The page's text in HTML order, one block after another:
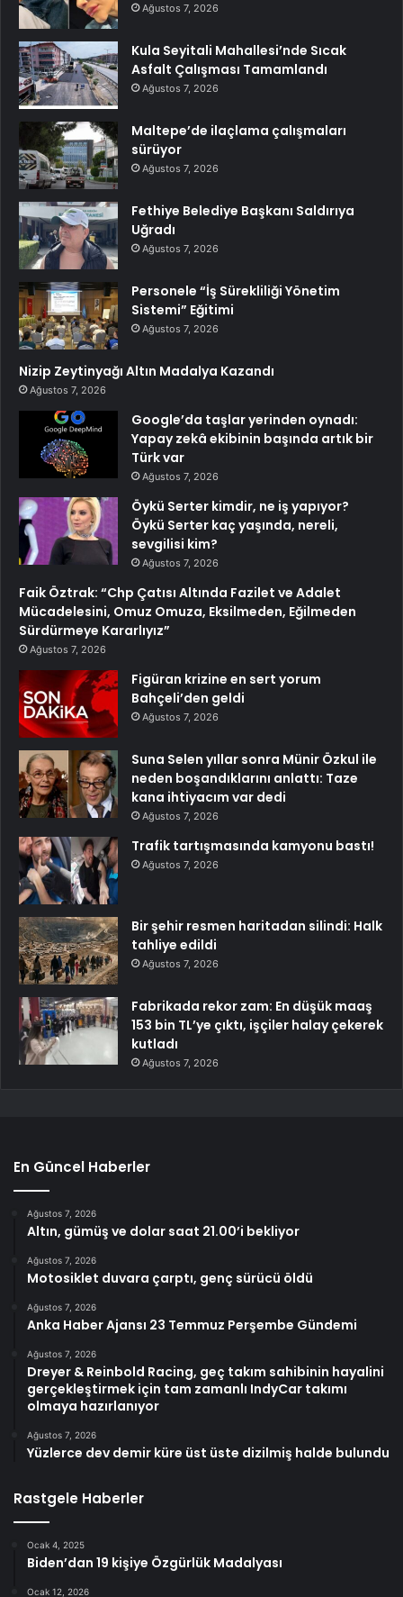
Ağustos 7, 2026
Kula Seyitali Mahallesi’nde Sıcak
Asfalt Çalışması Tamamlandı
Ağustos 7, 2026
Maltepe’de ilaçlama çalışmaları
sürüyor
Ağustos 7, 2026
Fethiye Belediye Başkanı Saldırıya
Uğradı
Ağustos 7, 2026
Personele “İş Sürekliliği Yönetim
Sistemi” Eğitimi
Ağustos 7, 2026
Nizip Zeytinyağı Altın Madalya Kazandı
Ağustos 7, 2026
Google’da taşlar yerinden oynadı:
Yapay zekâ ekibinin başında artık bir
Türk var
Ağustos 7, 2026
Öykü Serter kimdir, ne iş yapıyor?
Öykü Serter kaç yaşında, nereli,
sevgilisi kim?
Ağustos 7, 2026
Faik Öztrak: “Chp Çatısı Altında Fazilet ve Adalet
Mücadelesini, Omuz Omuza, Eksilmeden, Eğilmeden
Sürdürmeye Kararlıyız”
Ağustos 7, 2026
Figüran krizine en sert yorum
Bahçeli’den geldi
Ağustos 7, 2026
Suna Selen yıllar sonra Münir Özkul ile
neden boşandıklarını anlattı: Taze
kana ihtiyacım var dedi
Ağustos 7, 2026
Trafik tartışmasında kamyonu bastı!
Ağustos 7, 2026
Bir şehir resmen haritadan silindi: Halk
tahliye edildi
Ağustos 7, 2026
Fabrikada rekor zam: En düşük maaş
153 bin TL’ye çıktı, işçiler halay çekerek
kutladı
Ağustos 7, 2026
En Güncel Haberler
Ağustos 7, 2026
Altın, gümüş ve dolar saat 21.00’i bekliyor
Ağustos 7, 2026
Motosiklet duvara çarptı, genç sürücü öldü
Ağustos 7, 2026
Anka Haber Ajansı 23 Temmuz Perşembe Gündemi
Ağustos 7, 2026
Dreyer & Reinbold Racing, geç takım sahibinin hayalini
gerçekleştirmek için tam zamanlı IndyCar takımı
olmaya hazırlanıyor
Ağustos 7, 2026
Yüzlerce dev demir küre üst üste dizilmiş halde bulundu
Rastgele Haberler
Ocak 4, 2025
Biden’dan 19 kişiye Özgürlük Madalyası
Ocak 12, 2026